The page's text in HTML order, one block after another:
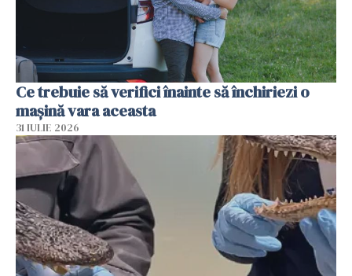
Ce trebuie să verifici înainte să închiriezi o
mașină vara aceasta
31 IULIE 2026